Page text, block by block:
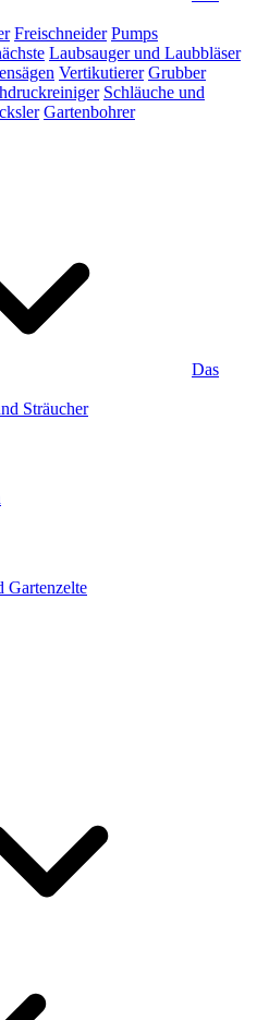
Freischneider Pumps
Laubsauger und Laubbläser
Vertikutierer Grubber
Schläuche und
Gartenbohrer
Das
Sträucher
Gartenzelte